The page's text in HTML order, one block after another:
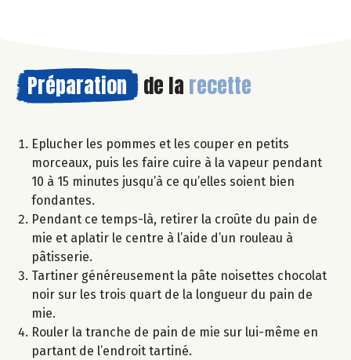
Préparation de la recette
Eplucher les pommes et les couper en petits
morceaux, puis les faire cuire à la vapeur pendant
10 à 15 minutes jusqu’à ce qu’elles soient bien
fondantes.
Pendant ce temps-là, retirer la croûte du pain de
mie et aplatir le centre à l’aide d’un rouleau à
pâtisserie.
Tartiner généreusement la pâte noisettes chocolat
noir sur les trois quart de la longueur du pain de
mie.
Rouler la tranche de pain de mie sur lui-même en
partant de l’endroit tartiné.